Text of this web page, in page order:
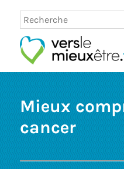
Mieux
cancer